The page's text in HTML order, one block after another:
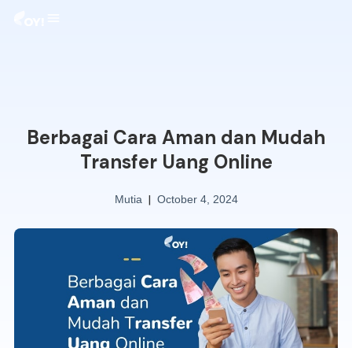
Berbagai Cara Aman dan Mudah
Transfer Uang Online
Mutia | October 4, 2024